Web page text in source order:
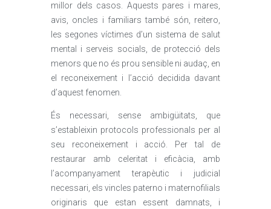
millor dels casos. Aquests pares i mares,
avis, oncles i familiars també són, reitero,
les segones víctimes d’un sistema de salut
mental i serveis socials, de protecció dels
menors que no és prou sensible ni audaç, en
el reconeixement i l’acció decidida davant
d’aquest fenomen.
És necessari, sense ambigüitats, que
s’estableixin protocols professionals per al
seu reconeixement i acció. Per tal de
restaurar amb celeritat i eficàcia, amb
l’acompanyament terapèutic i judicial
necessari, els vincles paterno i maternofilials
originaris que estan essent damnats, i